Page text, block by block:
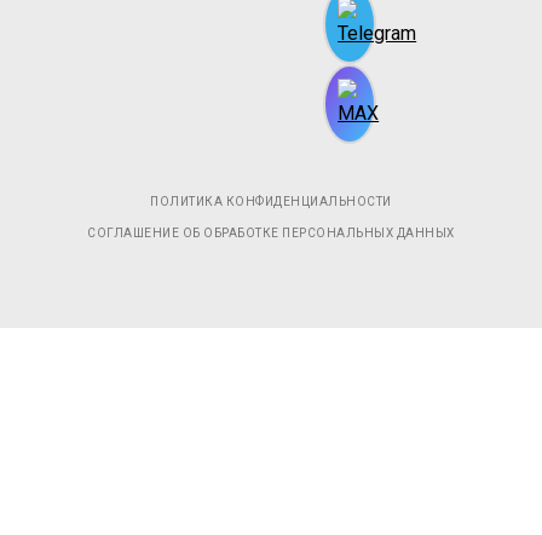
ПОЛИТИКА КОНФИДЕНЦИАЛЬНОСТИ
СОГЛАШЕНИЕ ОБ ОБРАБОТКЕ ПЕРСОНАЛЬНЫХ ДАННЫХ